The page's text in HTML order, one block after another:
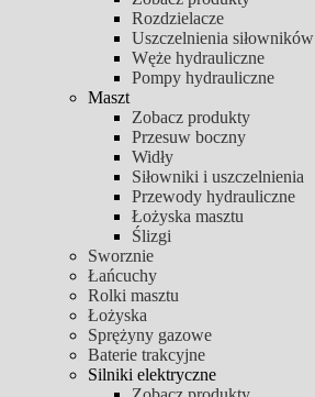
Rozdzielacze
Uszczelnienia siłowników
Węże hydrauliczne
Pompy hydrauliczne
Maszt
Zobacz produkty
Przesuw boczny
Widły
Siłowniki i uszczelnienia
Przewody hydrauliczne
Łożyska masztu
Ślizgi
Sworznie
Łańcuchy
Rolki masztu
Łożyska
Sprężyny gazowe
Baterie trakcyjne
Silniki elektryczne